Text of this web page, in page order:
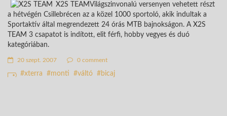
X2S TEAMVilágszinvonalú versenyen vehetett részt
a hétvégén Csillebrécen az a közel 1000 sportoló, akik indultak a
Sportaktív által megrendezett 24 órás MTB bajnokságon. A X2S
TEAM 3 csapatot is indított, elit férfi, hobby vegyes és duó
kategóriában.
20 szept. 2007 0 comment
xterra monti váltó bicaj